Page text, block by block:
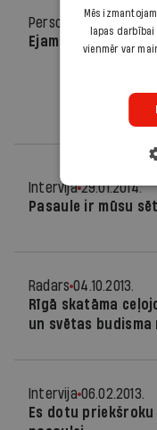
Personība
15.04.2015.
Ejam tālāk!
Intervija 29.01.2014.
Pasaule ir mūsu
Radars 04.10.2013.
Rīgā skatāma
un svētas budisma
Intervija 06.02.2013.
Es dotu
Mēs
lapas
vienmēr var